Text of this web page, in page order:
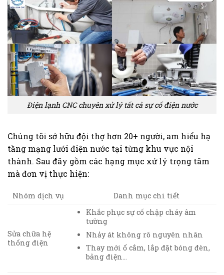
Điện lạnh CNC chuyên xử lý tất cả sự cố điện nước
Chúng tôi sở hữu đội thợ hơn 20+ người, am hiểu hạ
tầng mạng lưới điện nước tại từng khu vực nội
thành. Sau đây gồm các hạng mục xử lý trọng tâm
mà đơn vị thực hiện:
Nhóm dịch vụ Danh mục chi tiết
Sửa chữa hệ
thống điện
Khắc phục sự cố chập cháy âm
tường
Nhảy át không rõ nguyên nhân
Thay mới ổ cắm, lắp đặt bóng đèn,
bảng điện…